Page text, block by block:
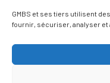
GMBS et ses tiers utilisent
fournir, sécuriser, analyser et
© Copyright